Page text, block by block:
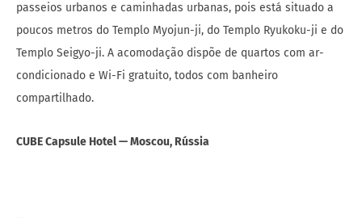
passeios urbanos e caminhadas urbanas, pois está situado a
poucos metros do Templo Myojun-ji, do Templo Ryukoku-ji e do
Templo Seigyo-ji. A acomodação dispõe de quartos com ar-
condicionado e Wi-Fi gratuito, todos com banheiro
compartilhado.
CUBE Capsule Hotel — Moscou, Rússia